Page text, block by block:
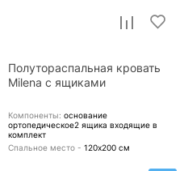
Полутораспальная кровать
Milena с ящиками
Компоненты: основание
ортопедическое2 ящика входящие в
комплект
Спальное место - 120х200 см